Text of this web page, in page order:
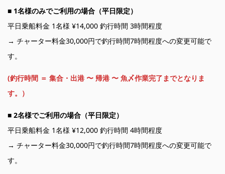
■ 1名様のみでご利用の場合（平日限定）
平日乗船料金 1名様 ¥14,000 釣行時間 3時間程度
→ チャーター料金30,000円で釣行時間7時間程度への変更可能で
す。
(釣行時間 ＝ 集合・出港 〜 帰港 〜 魚〆作業完了までとなりま
す。）
■ 2名様でご利用の場合（平日限定）
平日乗船料金 1名様 ¥12,000 釣行時間 4時間程度
→ チャーター料金30,000円で釣行時間7時間程度への変更可能で
す。